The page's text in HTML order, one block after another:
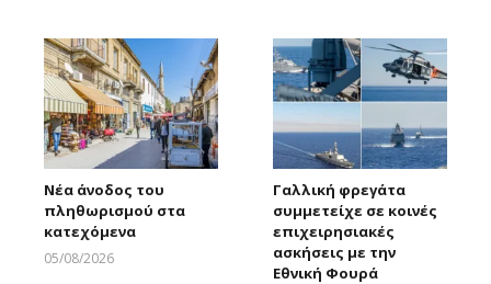
Νέα άνοδος του
πληθωρισμού στα
κατεχόμενα
05/08/2026
Γαλλική φρεγάτα
συμμετείχε σε κοινές
επιχειρησιακές
ασκήσεις με την
Εθνική Φουρά